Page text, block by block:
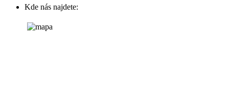
Kde nás najdete: